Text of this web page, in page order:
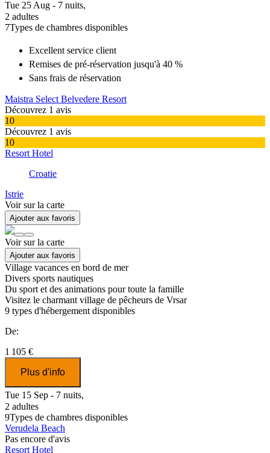
Tue 25 Aug - 7 nuits,
2 adultes
7Types de chambres disponibles
Excellentservice client
Remises de pré-réservation jusqu'à 40 %
Sans frais de réservation
Maistra Select Belvedere Resort
Découvrez 1 avis
10
Découvrez 1 avis
10
Resort Hotel
Croatie
Istrie
Voir sur la carte
Ajouter aux favoris
Voir sur la carte
Ajouter aux favoris
Village vacances en bord de mer
Divers sports nautiques
Du sport et des animations pour toute la famille
Visitez le charmant village de pêcheurs de Vrsar
9 types d'hébergement disponibles
De:
1 105 €
Plus d'info
Tue 15 Sep - 7 nuits,
2 adultes
9Types de chambres disponibles
Verudela Beach
Pas encore d'avis
Resort Hotel